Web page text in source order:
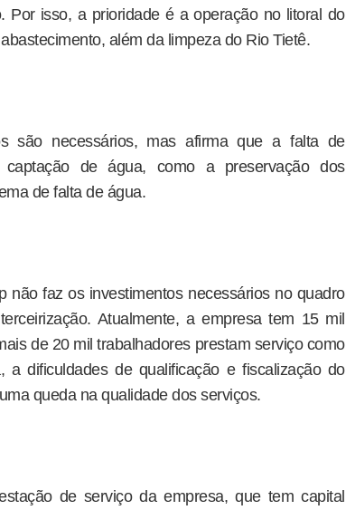
Por isso, a prioridade é a operação no litoral do
além da limpeza do Rio Tietê.
são necessários, mas afirma que a falta de
captação de água, como a preservação dos
de falta de água.
não faz os investimentos necessários no quadro
Atualmente, a empresa tem 15 mil
de 20 mil trabalhadores prestam serviço como
a dificuldades de qualificação e fiscalização do
queda na qualidade dos serviços.
de serviço da empresa, que tem capital